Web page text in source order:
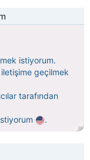
istiyorum.
geçilmek
tarafından
.